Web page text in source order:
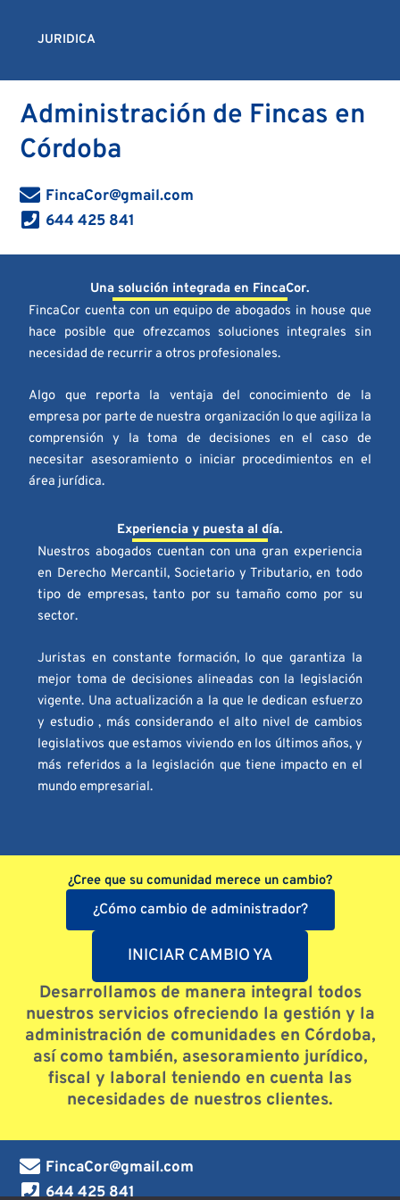
JURIDICA
Administración de Fincas en
Córdoba
FincaCor@gmail.com
644 425 841
Una solución integrada en FincaCor.
FincaCor cuenta con un equipo de abogados in house que
hace posible que ofrezcamos soluciones integrales sin
necesidad de recurrir a otros profesionales.
Algo que reporta la ventaja del conocimiento de la
empresa por parte de nuestra organización lo que agiliza la
comprensión y la toma de decisiones en el caso de
necesitar asesoramiento o iniciar procedimientos en el
área jurídica.
Experiencia y puesta al día.
Nuestros abogados cuentan con una gran experiencia
en Derecho Mercantil, Societario y Tributario, en todo
tipo de empresas, tanto por su tamaño como por su
sector.
Juristas en constante formación, lo que garantiza la
mejor toma de decisiones alineadas con la legislación
vigente. Una actualización a la que le dedican esfuerzo
y estudio , más considerando el alto nivel de cambios
legislativos que estamos viviendo en los últimos años, y
más referidos a la legislación que tiene impacto en el
mundo empresarial.
¿Cree que su comunidad merece un cambio?
¿Cómo cambio de administrador?
INICIAR CAMBIO YA
Desarrollamos de manera integral todos
nuestros servicios ofreciendo la gestión y la
administración de comunidades en Córdoba,
así como también, asesoramiento jurídico,
fiscal y laboral teniendo en cuenta las
necesidades de nuestros clientes.
FincaCor@gmail.com
644 425 841